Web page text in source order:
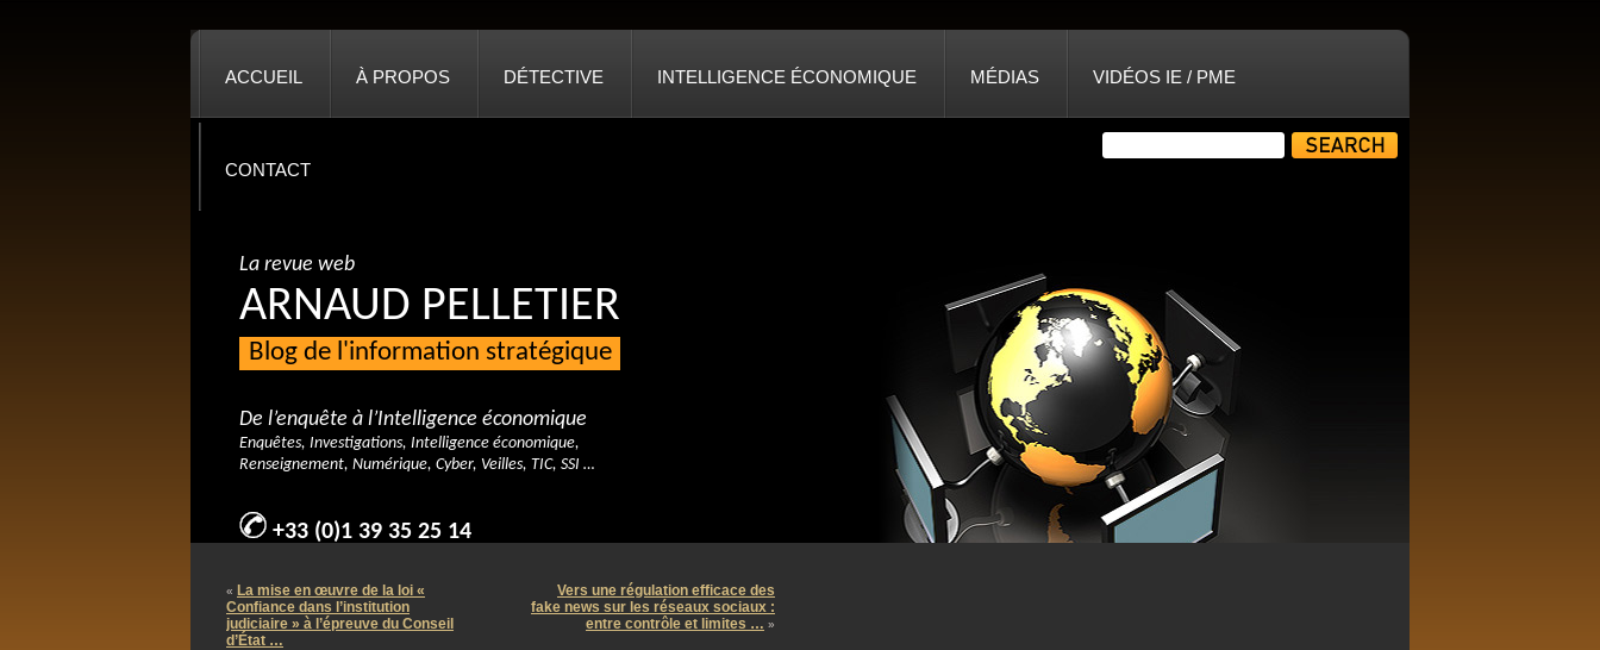
ACCUEIL À PROPOS DÉTECTIVE INTELLIGENCE ÉCONOMIQUE MÉDIAS VIDÉOS IE / PME
CONTACT
La revue web
ARNAUD PELLETIER
Blog de l'information stratégique
De l’enquête à l’Intelligence économique
Enquêtes, Investigations, Intelligence économique,
Renseignement, Numérique, Cyber, Veilles, TIC, SSI …
+33 (0)1 39 35 25 14
« La mise en œuvre de la loi «
Confiance dans l’institution
judiciaire » à l’épreuve du Conseil
d’État …
Vers une régulation efficace des
fake news sur les réseaux sociaux :
entre contrôle et limites … »